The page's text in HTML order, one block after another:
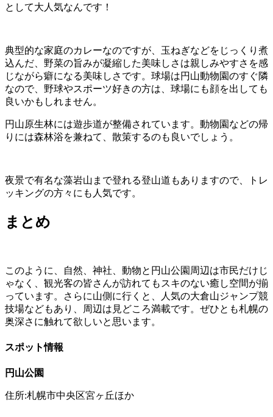
として大人気なんです！
典型的な家庭のカレーなのですが、玉ねぎなどをじっくり煮
込んだ、野菜の旨みが凝縮した美味しさは親しみやすさを感
じながら癖になる美味しさです。球場は円山動物園のすぐ隣
なので、野球やスポーツ好きの方は、球場にも顔を出しても
良いかもしれません。
円山原生林には遊歩道が整備されています。動物園などの帰
りには森林浴を兼ねて、散策するのも良いでしょう。
夜景で有名な藻岩山まで登れる登山道もありますので、トレ
ッキングの方々にも人気です。
まとめ
このように、自然、神社、動物と円山公園周辺は市民だけじ
ゃなく、観光客の皆さんが訪れてもスキのない癒し空間が揃
っています。さらに山側に行くと、人気の大倉山ジャンプ競
技場などもあり、周辺は見どころ満載です。ぜひとも札幌の
奥深さに触れて欲しいと思います。
スポット情報
円山公園
住所:札幌市中央区宮ヶ丘ほか